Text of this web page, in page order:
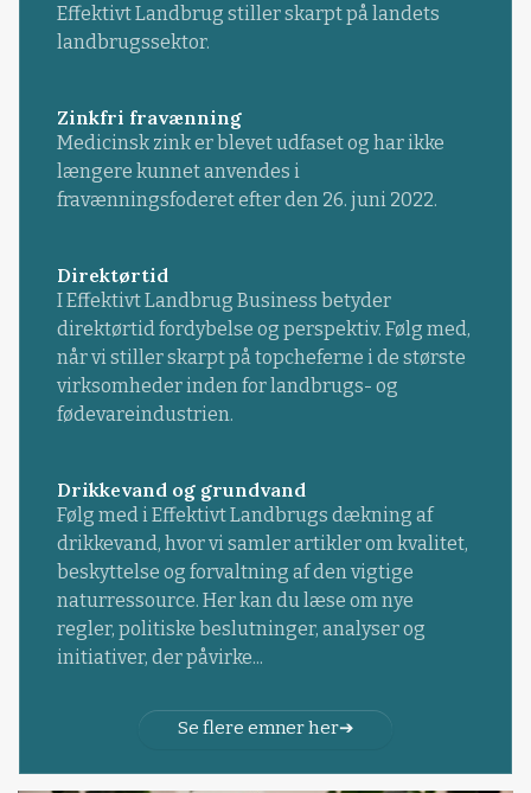
Effektivt Landbrug stiller skarpt på landets
landbrugssektor.
Zinkfri fravænning
Medicinsk zink er blevet udfaset og har ikke
længere kunnet anvendes i
fravænningsfoderet efter den 26. juni 2022.
Direktørtid
I Effektivt Landbrug Business betyder
direktørtid fordybelse og perspektiv. Følg med,
når vi stiller skarpt på topcheferne i de største
virksomheder inden for landbrugs- og
fødevareindustrien.
Drikkevand og grundvand
Følg med i Effektivt Landbrugs dækning af
drikkevand, hvor vi samler artikler om kvalitet,
beskyttelse og forvaltning af den vigtige
naturressource. Her kan du læse om nye
regler, politiske beslutninger, analyser og
initiativer, der påvirke...
Se flere emner her